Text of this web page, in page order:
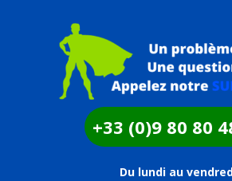
+33 (0)9 80 80
Du lundi au